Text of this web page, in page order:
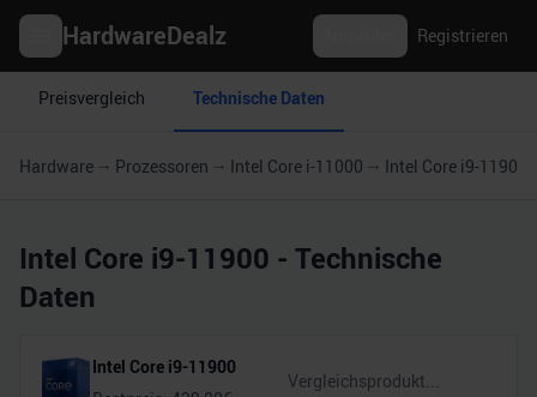
HardwareDealz Registrieren
Preisvergleich Technische Daten
Hardware Prozessoren Intel Core i-11000 Intel Core i9-11900
Intel Core i9-11900 - Technische
Daten
Intel Core i9-11900